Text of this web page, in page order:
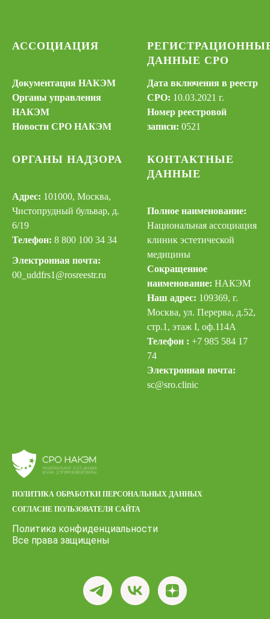
АССОЦИАЦИЯ
Документация НАКЭМ
Органы управления
НАКЭМ
Новости СРО НАКЭМ
ДАННЫЕ СРО
Дата включения в реестр
СРО: 10.03.2021 г.
Номер реестровой
записи: 0521
ОРГАНЫ НАДЗОРА
Адрес: 101000, Москва,
Чистопрудный бульвар, д.
6/19
Телефон: 8 800 100 34 34
Электронная почта:
00_uddfrs1@rosreestr.ru
КОНТАКТНЫЕ
ДАННЫЕ
Полное наименование:
Национальная ассоциация
клиник эстетической
медицины
Сокращенное
наименование: НАКЭМ
Наш адрес: 109369, г.
Москва, ул. Перерва, д.52,
стр.1, этаж I, оф.114А
Телефон : +7 985 584 17
74
Электронная почта:
sc@sro.clinic
ПОЛИТИКА ОБРАБОТКИ ПЕРСОНАЛЬНЫХ ДАННЫХ
СОГЛАСИЕ ПОЛЬЗОВАТЕЛЯ САЙТА
Политика конфиденциальности
Все права защищены